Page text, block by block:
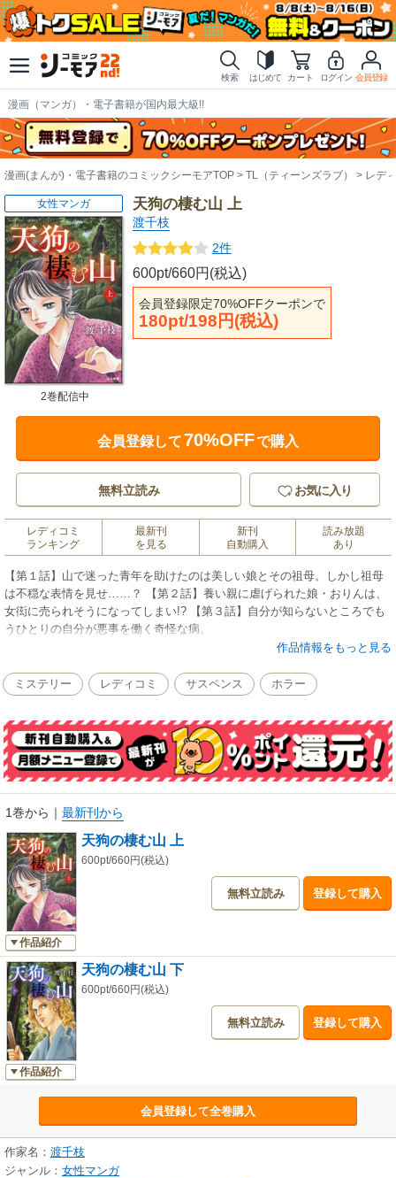
検索 はじめて カート ログイン 会員登録
漫画（マンガ）・電子書籍が国内最大級!!
漫画(まんが)・電子書籍のコミックシーモアTOP TL（ティーンズラブ） レデ
天狗の棲む山 上
渡千枝
2件
600pt/660円(税込)
会員登録限定70%OFFクーポンで
180pt/198円(税込)
女性マンガ
2巻配信中
会員登録して70%OFFで購入
無料立読み お気に入り
レディコミ
ランキング
最新刊
を見る
新刊
自動購入
読み放題
あり
【第１話】山で迷った青年を助けたのは美しい娘とその祖母。しかし祖母
は不穏な表情を見せ……？ 【第２話】養い親に虐げられた娘・おりんは、
女衒に売られそうになってしまい!? 【第３話】自分が知らないところでも
うひとりの自分が悪事を働く奇怪な病。
作品情報をもっと見る
ミステリー レディコミ サスペンス ホラー
1巻から ｜ 最新刊から
作品紹介
天狗の棲む山 上
600pt/660円(税込)
無料立読み 登録して購入
作品紹介
天狗の棲む山 下
600pt/660円(税込)
無料立読み 登録して購入
会員登録して全巻購入
作家名： 渡千枝
ジャンル： 女性マンガ